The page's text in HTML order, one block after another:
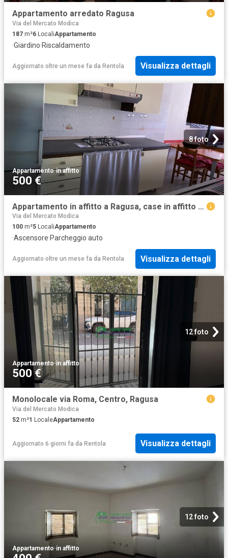
Appartamento arredato Ragusa
Via del Mercato Modica
187 m²6 LocaliAppartamento
·Giardino·Riscaldamento
Aggiornato oltre un mese fa da Rentola Visualizza dettagli
8 foto
Appartamento·in affitto
500 €
Appartamento in affitto a Ragusa, case in affitto Ragusa
Via del Mercato Modica
100 m²5 LocaliAppartamento
·Ascensore·Parcheggio auto
Aggiornato oltre un mese fa da Rentola Visualizza dettagli
12 foto
Appartamento·in affitto
500 €
Monolocale via Roma, Centro, Ragusa
Via del Mercato Modica
52 m²1 LocaleAppartamento
Aggiornato 6 giorni fa da Rentola Visualizza dettagli
12 foto
Appartamento·in affitto